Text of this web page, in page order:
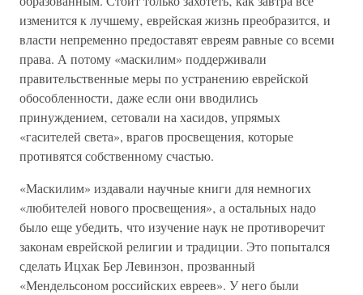
изменится к лучшему‚ еврейская жизнь преобразится‚ и
власти непременно предоставят евреям равные со всеми
права. А потому «маскилим» поддерживали
правительственные меры по устранению еврейской
обособленности‚ даже если они вводились
принуждением‚ сетовали на хасидов, упрямых
«гасителей света», врагов просвещения‚ которые
противятся собственному счастью.
«Маскилим» издавали научные книги для немногих
«любителей нового просвещения»‚ а остальных надо
было еще убедить‚ что изучение наук не противоречит
законам еврейской религии и традиции. Это попытался
сделать Ицхак Бер Левинзон‚ прозванный
«Мендельсоном российских евреев». У него были